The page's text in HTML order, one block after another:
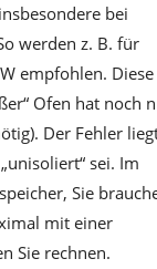
bei
werden z. B. für
empfohlen. Diese
Ofen hat noch
Der Fehler
sei. Im
Sie
mit einer
Sie rechnen.